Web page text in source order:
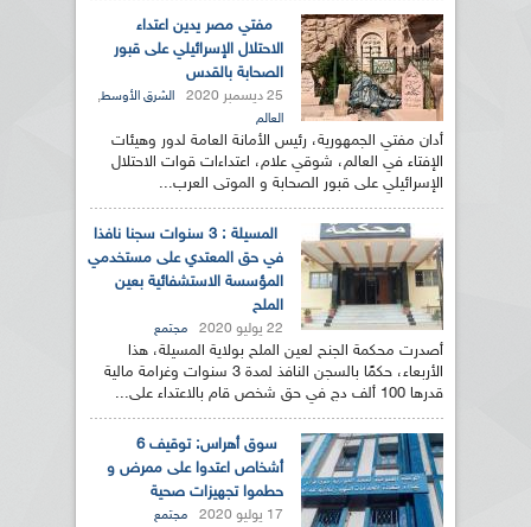
مفتي مصر يدين اعتداء
الاحتلال الإسرائيلي على قبور
الصحابة بالقدس
25 ديسمبر 2020 الشرق الأوسط,
العالم
أدان مفتي الجمهورية، رئيس الأمانة العامة لدور وهيئات
الإفتاء في العالم، شوقي علام، اعتداءات قوات الاحتلال
الإسرائيلي على قبور الصحابة و الموتى العرب...
المسيلة : 3 سنوات سجنا نافذا
في حق المعتدي على مستخدمي
المؤسسة الاستشفائية بعين
الملح
22 يوليو 2020 مجتمع
أصدرت محكمة الجنح لعين الملح بولاية المسيلة، هذا
الأربعاء، حكمًا بالسجن النافذ لمدة 3 سنوات وغرامة مالية
قدرها 100 ألف دج في حق شخص قام بالاعتداء على...
سوق أهراس: توقيف 6
أشخاص اعتدوا على ممرض و
حطموا تجهيزات صحية
17 يوليو 2020 مجتمع